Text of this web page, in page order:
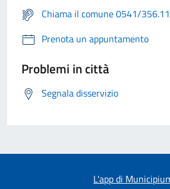
Chiama il comune 0541/
Prenota un appuntamento
Problemi in città
Segnala disservizio
L'app di